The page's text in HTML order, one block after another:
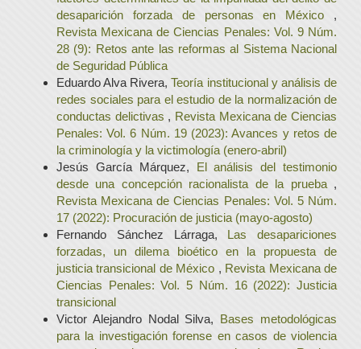
desaparición forzada de personas en México ,
Revista Mexicana de Ciencias Penales: Vol. 9 Núm.
28 (9): Retos ante las reformas al Sistema Nacional
de Seguridad Pública
Eduardo Alva Rivera,Teoría institucional y análisis de
redes sociales para el estudio de la normalización de
conductas delictivas , Revista Mexicana de Ciencias
Penales: Vol. 6 Núm. 19 (2023): Avances y retos de
la criminología y la victimología (enero-abril)
Jesús García Márquez, El análisis del testimonio
desde una concepción racionalista de la prueba ,
Revista Mexicana de Ciencias Penales: Vol. 5 Núm.
17 (2022): Procuración de justicia (mayo-agosto)
Fernando Sánchez Lárraga, Las desapariciones
forzadas, un dilema bioético en la propuesta de
justicia transicional de México , Revista Mexicana de
Ciencias Penales: Vol. 5 Núm. 16 (2022): Justicia
transicional
Victor Alejandro Nodal Silva, Bases metodológicas
para la investigación forense en casos de violencia